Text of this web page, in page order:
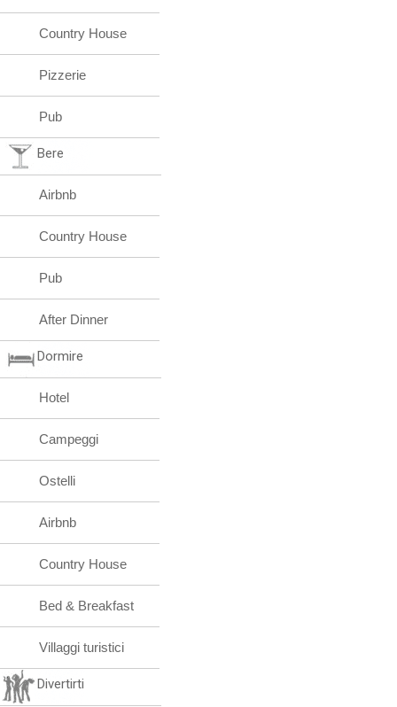
Country House
Pizzerie
Pub
Bere
Airbnb
Country House
Pub
After Dinner
Dormire
Hotel
Campeggi
Ostelli
Airbnb
Country House
Bed & Breakfast
Villaggi turistici
Divertirti